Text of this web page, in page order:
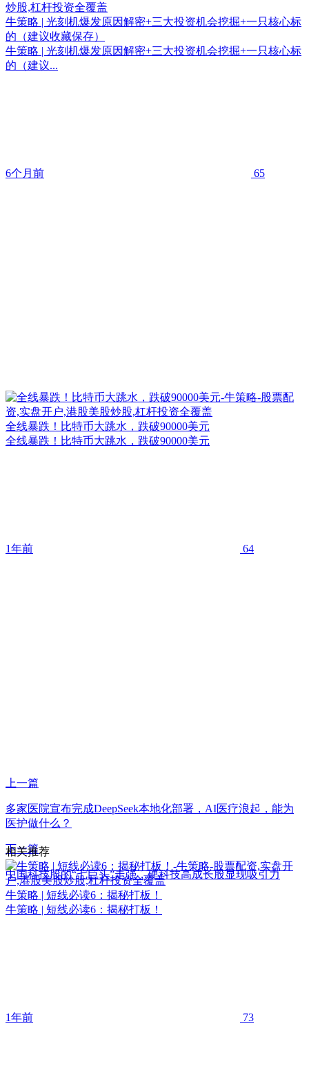
牛策略 | 光刻机爆发原因解密+三大投资机会挖掘+一只核心标
的（建议收藏保存）
牛策略 | 光刻机爆发原因解密+三大投资机会挖掘+一只核心标
的（建议...
6个月前 65
全线暴跌！比特币大跳水，跌破90000美元
全线暴跌！比特币大跳水，跌破90000美元
1年前 64
上一篇
多家医院宣布完成DeepSeek本地化部署，AI医疗浪起，能为
医护做什么？
下一篇
中国科技股的“七巨头”走强，硬科技高成长股显现吸引力
相关推荐
牛策略 | 短线必读6：揭秘打板！
牛策略 | 短线必读6：揭秘打板！
1年前 73